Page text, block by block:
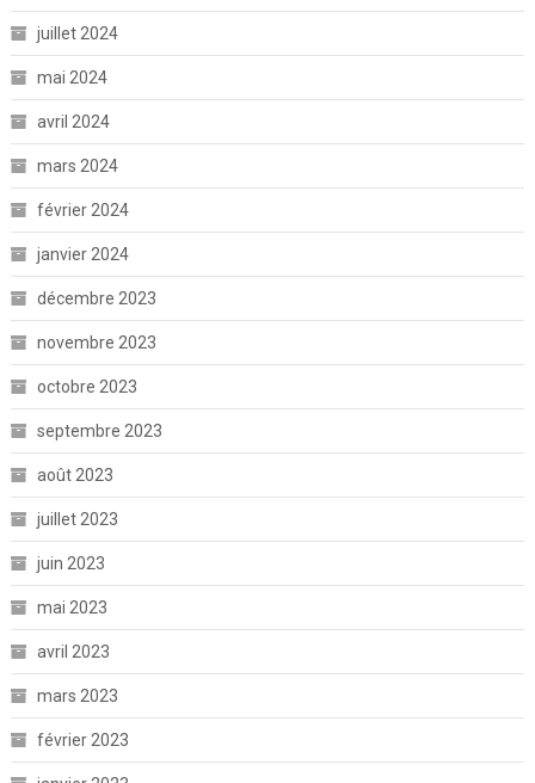
juillet 2024
mai 2024
avril 2024
mars 2024
février 2024
janvier 2024
décembre 2023
novembre 2023
octobre 2023
septembre 2023
août 2023
juillet 2023
juin 2023
mai 2023
avril 2023
mars 2023
février 2023